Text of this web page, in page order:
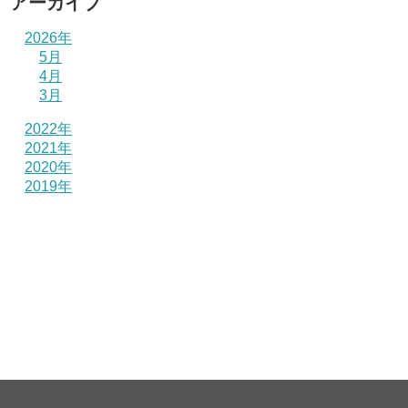
2026年
5月
4月
3月
2022年
2021年
2020年
2019年